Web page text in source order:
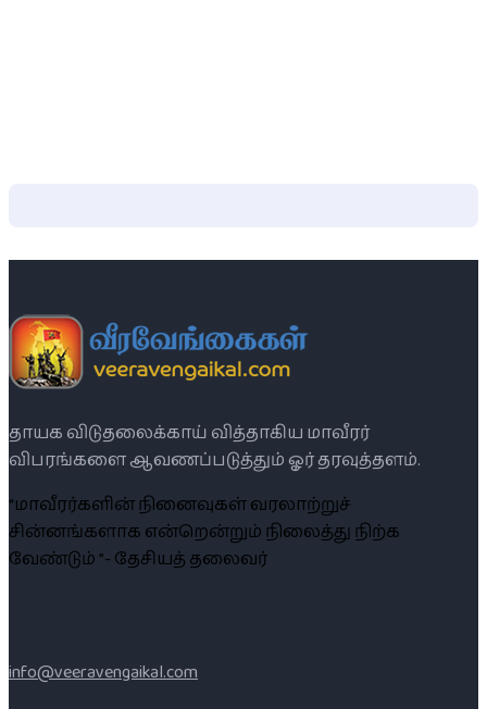
தாயக விடுதலைக்காய் வித்தாகிய மாவீரர்
விபரங்களை ஆவணப்படுத்தும் ஓர் தரவுத்தளம்.
“மாவீரர்களின் நினைவுகள் வரலாற்றுச்
சின்னங்களாக என்றென்றும் நிலைத்து நிற்க
வேண்டும் ”- தேசியத் தலைவர்
info@veeravengaikal.com